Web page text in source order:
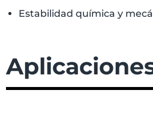
Estabilidad química y